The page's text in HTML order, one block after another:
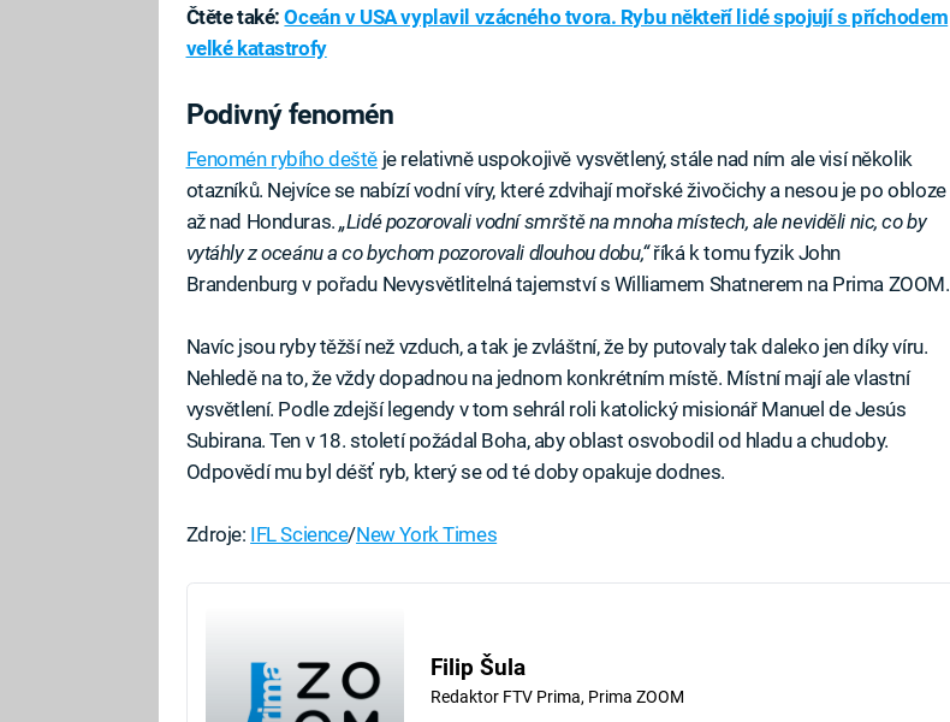
Čtěte také:Oceán v USA vyplavil vzácného tvora. Rybu někteří lidé spojují s příchodem
velké katastrofy
Podivný fenomén
Fenomén rybího deště je relativně uspokojivě vysvětlený, stále nad ním ale visí několik
otazníků. Nejvíce se nabízí vodní víry, které zdvihají mořské živočichy a nesou je po obloze
až nad Honduras.„Lidé pozorovali vodní smrště na mnoha místech, ale neviděli nic, co by
vytáhly z oceánu a co bychom pozorovali dlouhou dobu,“říká k tomu fyzik John
Brandenburg v pořadu Nevysvětlitelná tajemství s Williamem Shatnerem na Prima ZOOM.
Navíc jsou ryby těžší než vzduch, a tak je zvláštní, že by putovaly tak daleko jen díky víru.
Nehledě na to, že vždy dopadnou na jednom konkrétním místě. Místní mají ale vlastní
vysvětlení. Podle zdejší legendy v tom sehrál roli katolický misionář Manuel de Jesús
Subirana. Ten v 18. století požádal Boha, aby oblast osvobodil od hladu a chudoby.
Odpovědí mu byl déšť ryb, který se od té doby opakuje dodnes.
Zdroje: IFL Science/New York Times
Filip Šula
Redaktor FTV Prima, Prima ZOOM